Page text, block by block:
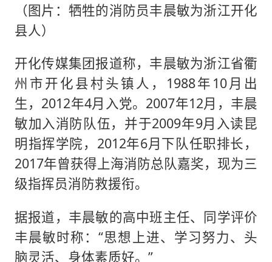
（图片：牺牲的消防员丰晨敏为浙江开化
县人）
开化传媒集团报道称，丰晨敏为浙江省衢
州市开化县村头镇人，1988年10月出
生，2012年4月入党。2007年12月，丰晨
敏加入消防队伍，并于2009年9月入读昆
明指挥学院，2012年6月下队任职排长，
2017年曾获得上海消防总队嘉奖，现为三
级指挥员消防救援衔。
据报道，丰晨敏的高中班主任、同学评价
丰晨敏时称：“思想上进、学习努力、头
脑灵活、身体素质好。”